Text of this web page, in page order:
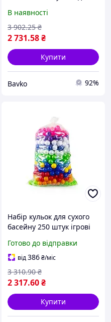
5508 / Манеж-намет /
Манеж для дітей /
Ігровий майданчик
В наявності
2 731.58₴
3 902.25 ₴
Купити
Bavko 92%
Набір кульок для сухого
басейну 250 штук ігрові
майданчика кульки в сітці
для ігор box2
Готово до відправки
від386₴/міс
2 317.60₴
3 310.90 ₴
Купити